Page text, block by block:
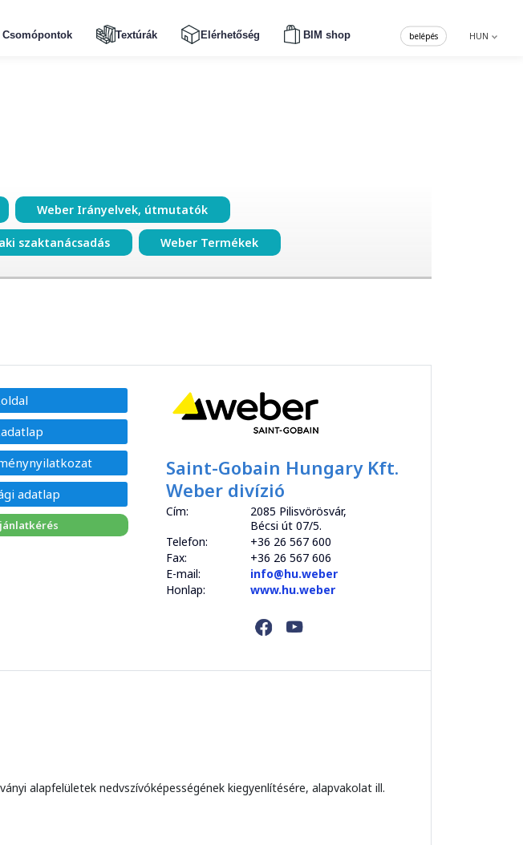
Csomópontok Textúrák Elérhetőség BIM shop HUN
belépés
Weber Irányelvek, útmutatók
szaktanácsadás Weber Termékek
adatlap
Saint-Gobain Hungary Kft.
Weber divízió
Cím:
2085 Pilisvörösvár,
Bécsi út 07/5.
Telefon:
+36 26 567 600
Fax:
+36 26 567 606
E-mail:
info@hu.weber
Honlap:
www.hu.weber
alapfelületek nedvszívóképességének kiegyenlítésére, alapvakolat ill.